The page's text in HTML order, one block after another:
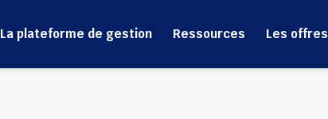
La plateforme de gestion Ressources Les offres